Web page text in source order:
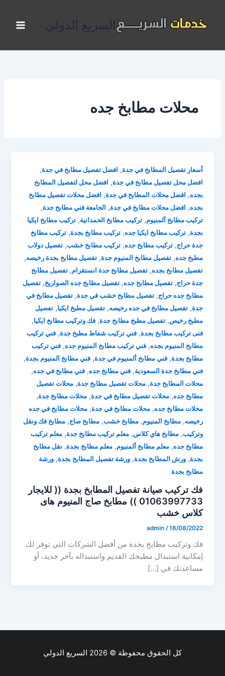
المحتوى
السريع الدولي
محلات مطابخ جده
أسعار تفصيل المطابخ في جدة, افضل تفصيل مطابخ في جدة,
افضل محل تفصيل مطابخ في جدة, افضل محل لتفصيل المطابخ
بجده, افضل محلات المطابخ في جدة, افضل محلات تفصيل مطابخ
بجده, افضل محلات مطابخ في جدة, الجامعة فني مطابخ جدة,
تركيب مطابخ ألمنيوم,تركيب مطابخ الحمدانية,تركيب مطابخ ايكيا
بجدة,تركيب مطابخ ايكيا جده,تركيب مطابخ بجدة,تركيب مطابخ
جدة حراج,تركيب مطابخ جده,تركيب مطابخ خشب,تفصيل دولاب
مطبخ جده,تفصيل مطابخ المنيوم جدة,تفصيل مطابخ بجدة رخيصه,
تفصيل مطابخ بجده,تفصيل مطابخ جدة انستقرام,تفصيل مطابخ
جدة حراج,تفصيل مطابخ جده,تفصيل مطابخ جده الصواريخ,تفصيل
مطابخ جده حراج,تفصيل مطابخ خشب في جدة,تفصيل مطابخ في
جدة,تفصيل مطابخ في جده رخيصه,تفصيل مطبخ ايكيا,تفصيل
مطبخ رخيص,تفصيل مطبخ مطابخ جدة,فك وتركيب مطابخ ايكيا,
فنى تركيب مطابخ بجدة,فني تركيب شفاط مطبخ جدة,فني تركيب
مطابخ المنيوم بجده,فني تركيب مطابخ المنيوم جده,فني تركيب
مطابخ بجدة,فني مطابخ ألمنيوم في جدة,فني مطابخ المنيوم بجدة,
فني مطابخ جدة السعودية,فني مطابخ جده,فني مطابخ في جده,
محلات المطابخ جدة,محلات تفصيل مطابخ جدة,محلات تفصيل
مطابخ جده,محلات تفصيل مطابخ في جدة,محلات مطابخ جدة,
محلات مطابخ جده,محلات مطابخ في جدة,محلات مطابخ في جده
رخيصه,مطابخ المنيوم,مطابخ خشب,مطابخ صاج,مطابخ فك ونقل
وتركيب,مطابخ هاي كلاس,معلم تركيب مطابخ جدة,معلم تركيب
مطابخ جده,معلم مطابخ ألمنيوم,معلم مطابخ بجدة, نقل مطابخ
بجدة,ورش المطابخ بجدة,ورشة تفصيل المطابخ بجدة,ورشة
مطابخ بجدة
فك تركيب صيانة تفصيل المطابخ بجدة (( للايجار
01063997733 )) مطابخ صاج المنيوم هاى
كلاس خشب
admin /16/08/2022
فك وتركيب مطابخ بجدة من أفضل الشركات التي توفر لك
إمكانية استبدال مطبخك القديم واستبداله بآخر جديد، أو
مساعدتك في […]
كل الحقوق محفوظة © 2026 السريع الدولي